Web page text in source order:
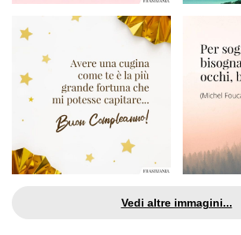
Vedi altre immagini...